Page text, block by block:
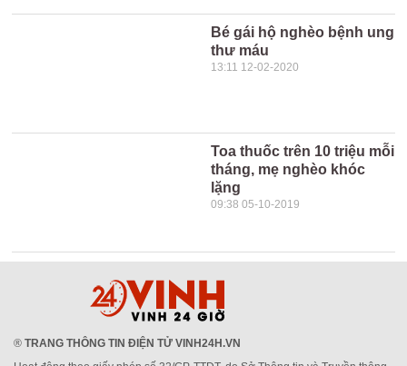
Bé gái hộ nghèo bệnh ung
thư máu
13:11 12-02-2020
Toa thuốc trên 10 triệu mỗi
tháng, mẹ nghèo khóc
lặng
09:38 05-10-2019
® TRANG THÔNG TIN ĐIỆN TỬ VINH24H.VN